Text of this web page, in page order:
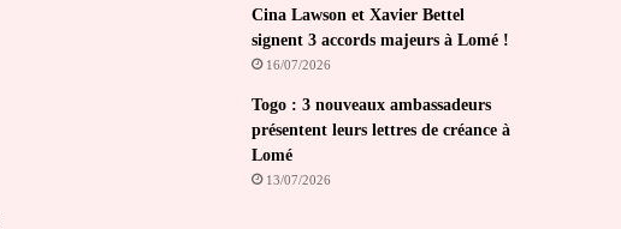
Cina Lawson et Xavier Bettel
signent 3 accords majeurs à Lomé !
16/07/2026
Togo : 3 nouveaux ambassadeurs
présentent leurs lettres de créance à
Lomé
13/07/2026